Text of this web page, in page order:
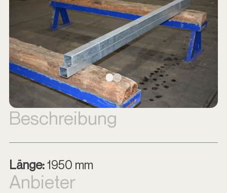
Beschreibung
Länge:1950 mm
Anbieter